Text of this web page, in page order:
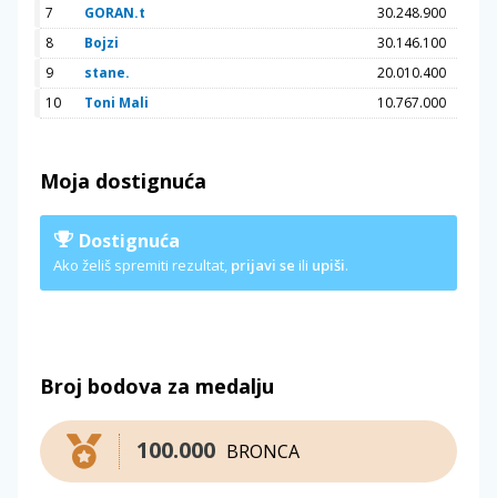
7
GORAN.t
30.248.900
8
Bojzi
30.146.100
9
stane.
20.010.400
10
Toni Mali 10.767.000
Moja dostignuća
Dostignuća
Ako želiš spremiti rezultat, prijavi se ili upiši.
Broj bodova za medalju
BRONCA
100.000